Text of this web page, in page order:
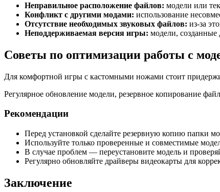
Неправильное расположение файлов: модели или
Конфликт с другими модами: использование
Отсутствие необходимых звуковых файлов: из-за
Неподдерживаемая версия игры: модели, созданные
Советы по оптимизации работы с
Для комфортной игры с кастомными ножами стоит
Регулярное обновление модели, резервное копирование
Рекомендации
Перед установкой сделайте резервную копию папки
Используйте только проверенные и совместимые
В случае проблем — переустановите модель и
Регулярно обновляйте драйверы видеокарты для
Заключение